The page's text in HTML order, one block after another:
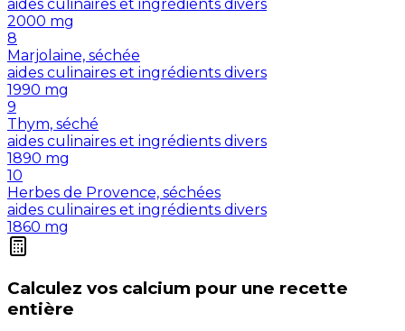
aides culinaires et ingrédients divers
2000 mg
8
Marjolaine, séchée
aides culinaires et ingrédients divers
1990 mg
9
Thym, séché
aides culinaires et ingrédients divers
1890 mg
10
Herbes de Provence, séchées
aides culinaires et ingrédients divers
1860 mg
Calculez vos calcium pour une recette
entière